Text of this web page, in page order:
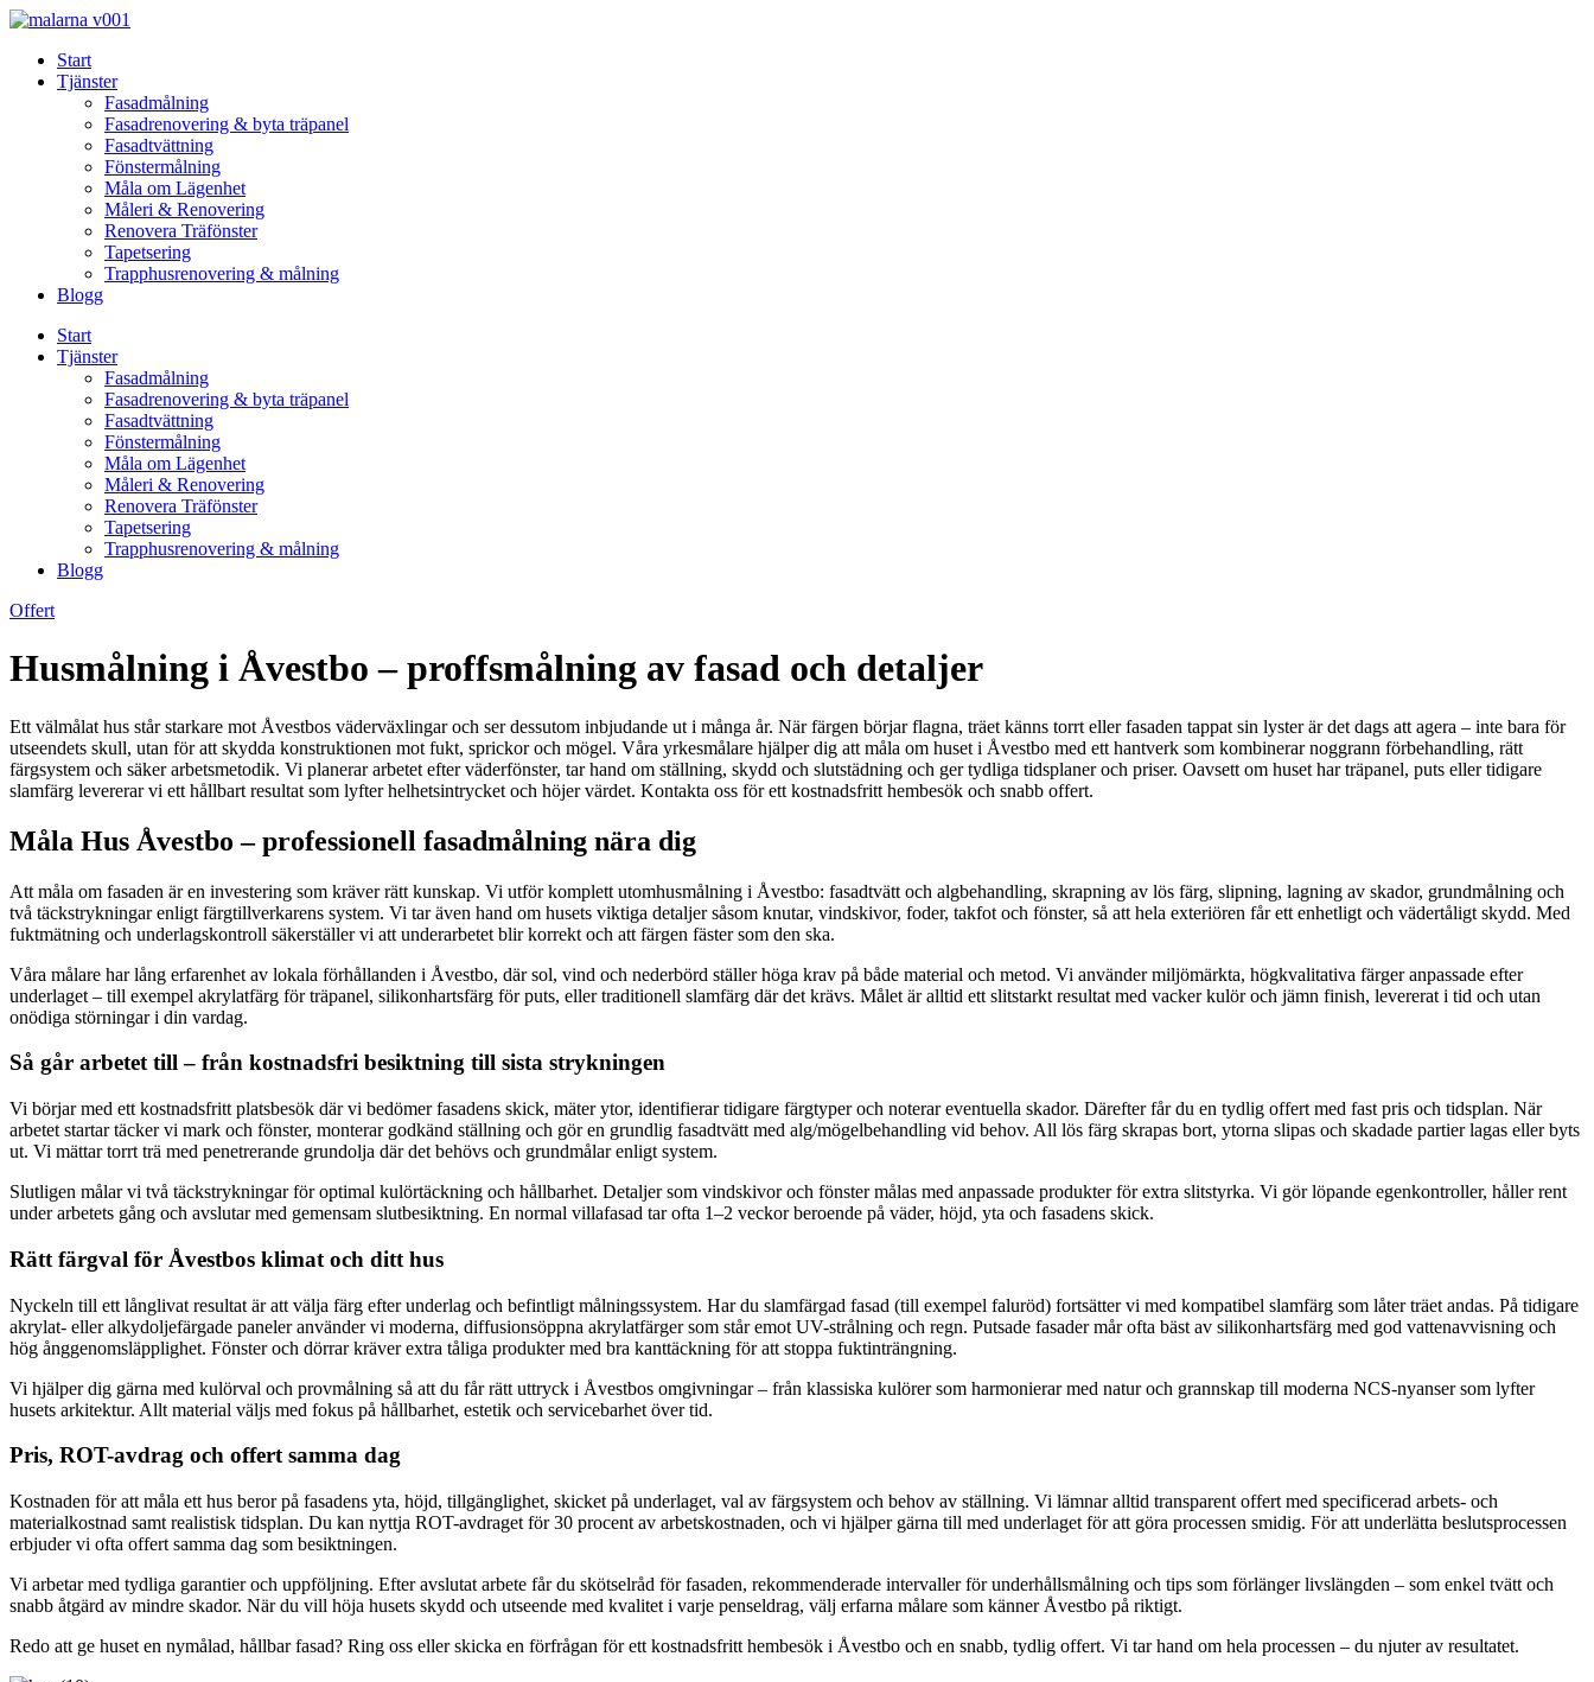
Skip
contentStart
Tjänster
Fasadmålning
Fasadrenovering & byta träpanel
Fasadtvättning
Fönstermålning
Måla om Lägenhet
Måleri & Renovering
Renovera Träfönster
Tapetsering
Trapphusrenovering & målning
Blogg
Start
Tjänster
Fasadmålning
Fasadrenovering & byta träpanel
Fasadtvättning
Fönstermålning
Måla om Lägenhet
Måleri & Renovering
Renovera Träfönster
Tapetsering
Trapphusrenovering & målning
Blogg
Offert
Husmålning i Åvestbo – proffsmålning av fasad och detaljer
Ett välmålat hus står starkare mot Åvestbos väderväxlingar och ser dessutom inbjudande ut i många år. När färgen börjar flagna, träet känns torrt eller fasaden tappat sin lyster är det dags att agera – inte bara för
utseendets skull, utan för att skydda konstruktionen mot fukt, sprickor och mögel. Våra yrkesmålare hjälper dig att måla om huset i Åvestbo med ett hantverk som kombinerar noggrann förbehandling, rätt
färgsystem och säker arbetsmetodik. Vi planerar arbetet efter väderfönster, tar hand om ställning, skydd och slutstädning och ger tydliga tidsplaner och priser. Oavsett om huset har träpanel, puts eller tidigare
slamfärg levererar vi ett hållbart resultat som lyfter helhetsintrycket och höjer värdet. Kontakta oss för ett kostnadsfritt hembesök och snabb offert.
Måla Hus Åvestbo – professionell fasadmålning nära dig
Att måla om fasaden är en investering som kräver rätt kunskap. Vi utför komplett utomhusmålning i Åvestbo: fasadtvätt och algbehandling, skrapning av lös färg, slipning, lagning av skador, grundmålning och
två täckstrykningar enligt färgtillverkarens system. Vi tar även hand om husets viktiga detaljer såsom knutar, vindskivor, foder, takfot och fönster, så att hela exteriören får ett enhetligt och vädertåligt skydd. Med
fuktmätning och underlagskontroll säkerställer vi att underarbetet blir korrekt och att färgen fäster som den ska.
Våra målare har lång erfarenhet av lokala förhållanden i Åvestbo, där sol, vind och nederbörd ställer höga krav på både material och metod. Vi använder miljömärkta, högkvalitativa färger anpassade efter
underlaget – till exempel akrylatfärg för träpanel, silikonhartsfärg för puts, eller traditionell slamfärg där det krävs. Målet är alltid ett slitstarkt resultat med vacker kulör och jämn finish, levererat i tid och utan
onödiga störningar i din vardag.
Så går arbetet till – från kostnadsfri besiktning till sista strykningen
Vi börjar med ett kostnadsfritt platsbesök där vi bedömer fasadens skick, mäter ytor, identifierar tidigare färgtyper och noterar eventuella skador. Därefter får du en tydlig offert med fast pris och tidsplan. När
arbetet startar täcker vi mark och fönster, monterar godkänd ställning och gör en grundlig fasadtvätt med alg/mögelbehandling vid behov. All lös färg skrapas bort, ytorna slipas och skadade partier lagas eller byts
ut. Vi mättar torrt trä med penetrerande grundolja där det behövs och grundmålar enligt system.
Slutligen målar vi två täckstrykningar för optimal kulörtäckning och hållbarhet. Detaljer som vindskivor och fönster målas med anpassade produkter för extra slitstyrka. Vi gör löpande egenkontroller, håller rent
under arbetets gång och avslutar med gemensam slutbesiktning. En normal villafasad tar ofta 1–2 veckor beroende på väder, höjd, yta och fasadens skick.
Rätt färgval för Åvestbos klimat och ditt hus
Nyckeln till ett långlivat resultat är att välja färg efter underlag och befintligt målningssystem. Har du slamfärgad fasad (till exempel faluröd) fortsätter vi med kompatibel slamfärg som låter träet andas. På tidigare
akrylat- eller alkydoljefärgade paneler använder vi moderna, diffusionsöppna akrylatfärger som står emot UV-strålning och regn. Putsade fasader mår ofta bäst av silikonhartsfärg med god vattenavvisning och
hög ånggenomsläpplighet. Fönster och dörrar kräver extra tåliga produkter med bra kanttäckning för att stoppa fuktinträngning.
Vi hjälper dig gärna med kulörval och provmålning så att du får rätt uttryck i Åvestbos omgivningar – från klassiska kulörer som harmonierar med natur och grannskap till moderna NCS-nyanser som lyfter
husets arkitektur. Allt material väljs med fokus på hållbarhet, estetik och servicebarhet över tid.
Pris, ROT-avdrag och offert samma dag
Kostnaden för att måla ett hus beror på fasadens yta, höjd, tillgänglighet, skicket på underlaget, val av färgsystem och behov av ställning. Vi lämnar alltid transparent offert med specificerad arbets- och
materialkostnad samt realistisk tidsplan. Du kan nyttja ROT-avdraget för 30 procent av arbetskostnaden, och vi hjälper gärna till med underlaget för att göra processen smidig. För att underlätta beslutsprocessen
erbjuder vi ofta offert samma dag som besiktningen.
Vi arbetar med tydliga garantier och uppföljning. Efter avslutat arbete får du skötselråd för fasaden, rekommenderade intervaller för underhållsmålning och tips som förlänger livslängden – som enkel tvätt och
snabb åtgärd av mindre skador. När du vill höja husets skydd och utseende med kvalitet i varje penseldrag, välj erfarna målare som känner Åvestbo på riktigt.
Redo att ge huset en nymålad, hållbar fasad? Ring oss eller skicka en förfrågan för ett kostnadsfritt hembesök i Åvestbo och en snabb, tydlig offert. Vi tar hand om hela processen – du njuter av resultatet.